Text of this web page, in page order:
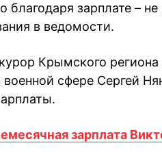
благодаря зарплате –
в ведомости.
Крымского региона
сфере Сергей
зарплата